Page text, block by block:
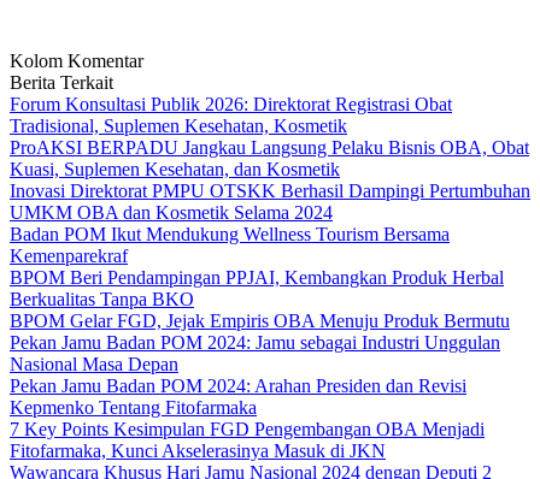
Kolom Komentar
Berita Terkait
Forum Konsultasi Publik 2026: Direktorat Registrasi Obat
Tradisional, Suplemen Kesehatan, Kosmetik
ProAKSI BERPADU Jangkau Langsung Pelaku Bisnis OBA, Obat
Kuasi, Suplemen Kesehatan, dan Kosmetik
Inovasi Direktorat PMPU OTSKK Berhasil Dampingi Pertumbuhan
UMKM OBA dan Kosmetik Selama 2024
Badan POM Ikut Mendukung Wellness Tourism Bersama
Kemenparekraf
BPOM Beri Pendampingan PPJAI, Kembangkan Produk Herbal
Berkualitas Tanpa BKO
BPOM Gelar FGD, Jejak Empiris OBA Menuju Produk Bermutu
Pekan Jamu Badan POM 2024: Jamu sebagai Industri Unggulan
Nasional Masa Depan
Pekan Jamu Badan POM 2024: Arahan Presiden dan Revisi
Kepmenko Tentang Fitofarmaka
7 Key Points Kesimpulan FGD Pengembangan OBA Menjadi
Fitofarmaka, Kunci Akselerasinya Masuk di JKN
Wawancara Khusus Hari Jamu Nasional 2024 dengan Deputi 2